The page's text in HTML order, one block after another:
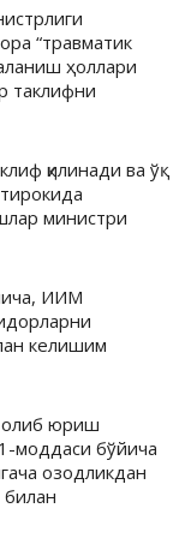
“травматик
ҳоллари
таклифни
қилинади ва ўқ
министри
ИИМ
келишим
олиб юриш
моддаси бўйича
озодликдан